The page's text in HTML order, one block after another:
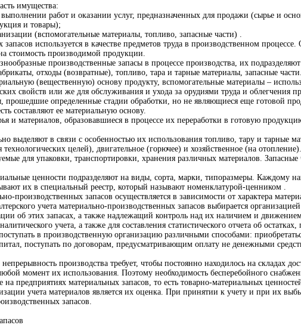
имущества:
работ и оказании услуг, предназначенных для продажи (сырье и
и товары);
(вспомогательные материалы, топливо, запасные части) .
используется в качестве предметов труда в производственном
стоимость производимой продукции.
производственные запасы в процессе производства, их
отходы (возвратные), топливо, тара и тарные материалы, запасные
(вещественную) основу продукту, вспомогательные материалы –
свойств или же для обслуживания и ухода за орудиями труда и облегчения
прошедшие определенные стадии обработки, но не являющиеся еще готовой
составляют ее материальную основу.
и материалов, образовавшиеся в процессе их переработки в готовую
выделяют в связи с особенностью их использования топливо, тару и тарные
целей), двигательное (горючее) и хозяйственное (на отопление).
для упаковки, транспортировки, хранения различных материалов.
ценности подразделяют на виды, сорта, марки, типоразмеры. Каждому
их в специальный реестр, который называют номенклатурой-ценником .
производственных запасов осуществляется в зависимости от характера
учета материально-производственных запасов выбирается
об этих запасах, а также надлежащий контроль над их наличием и
учета, а также для составления статистического отчета об
в производственную организацию различными способами:
поступать по договорам, предусматривающим оплату не денежными
производства требует, чтобы постоянно находилось на складах
момент их использования. Поэтому необходимость бесперебойного
на предприятиях материальных запасов, то есть товарно-материальных
учета материалов является их оценка. При принятии к учету и при их
запасов.